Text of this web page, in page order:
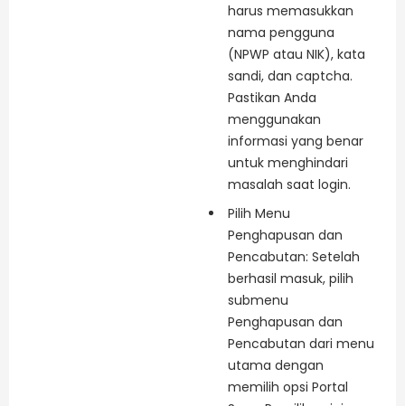
harus memasukkan
nama pengguna
(NPWP atau NIK), kata
sandi, dan captcha.
Pastikan Anda
menggunakan
informasi yang benar
untuk menghindari
masalah saat login.
Pilih Menu
Penghapusan dan
Pencabutan: Setelah
berhasil masuk, pilih
submenu
Penghapusan dan
Pencabutan dari menu
utama dengan
memilih opsi Portal